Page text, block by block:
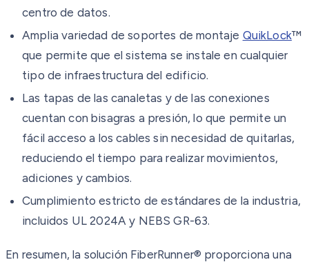
centro de datos.
Amplia variedad de soportes de montaje QuikLock™
que permite que el sistema se instale en cualquier
tipo de infraestructura del edificio.
Las tapas de las canaletas y de las conexiones
cuentan con bisagras a presión, lo que permite un
fácil acceso a los cables sin necesidad de quitarlas,
reduciendo el tiempo para realizar movimientos,
adiciones y cambios.
Cumplimiento estricto de estándares de la industria,
incluidos UL 2024A y NEBS GR-63.
En resumen, la solución FiberRunner® proporciona una